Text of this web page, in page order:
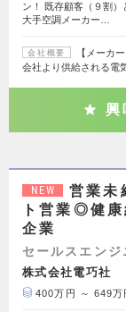
ン！ 既存顧客（９割
大手空調メーカー…
会社概要
【メーカ
会社より供給される電
興
NEW
営業未
ト営業◎健
企業
セールスエンジ
株式会社電巧社
400万円 ～ 649万